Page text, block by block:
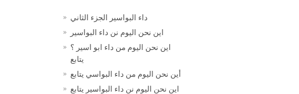
داء البواسير الجزء الثاني
اين نحن اليوم نن داء البواسير
اين نحن اليوم من داء ابو اسير ؟
يتابع
أين نحن اليوم من داء البواسي يتابع
اين نحن اليوم نن داء البواسير يتابع